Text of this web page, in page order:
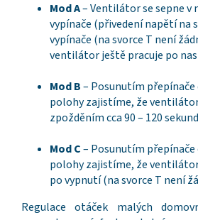
Mod A– Ventilátor se sepne
vypínače (přivedení napětí na
vypínače (na svorce T není
ventilátor ještě pracuje po
Mod B– Posunutím přepínače
polohy zajistíme, že
zpožděním cca 90 – 120
Mod C– Posunutím přepínače
polohy zajistíme, že
po vypnutí (na svorce T není
Regulace otáček malých